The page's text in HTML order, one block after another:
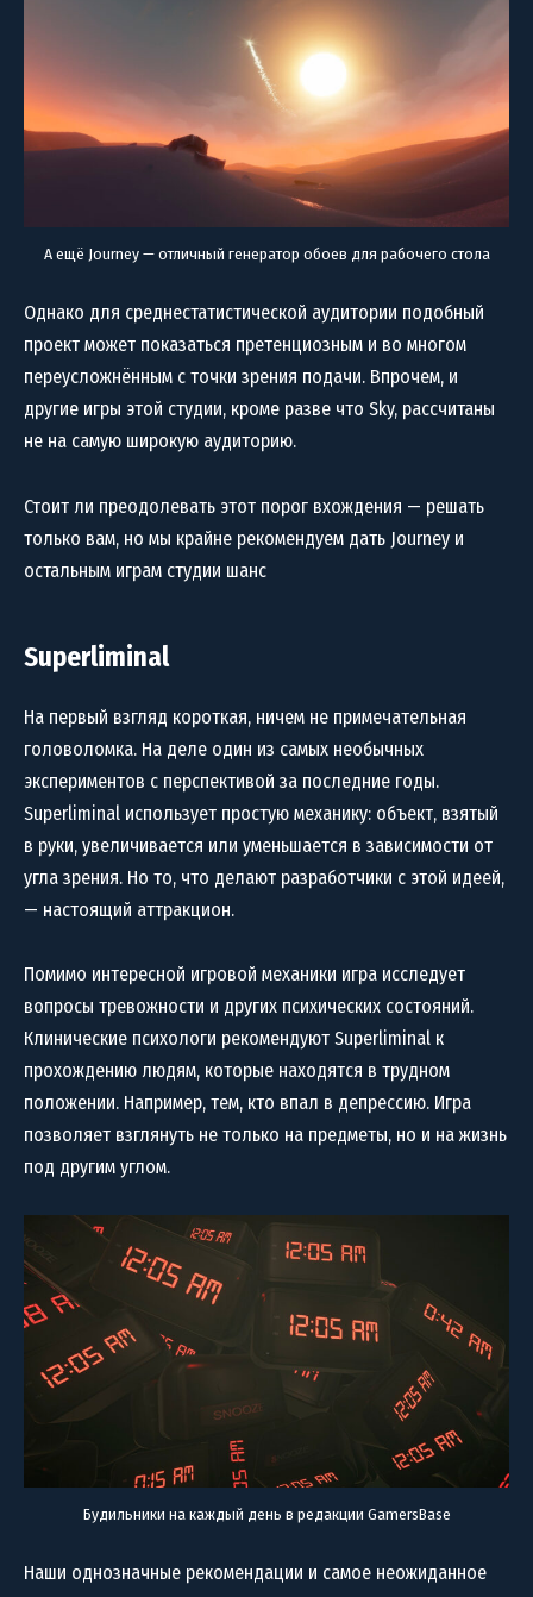
А ещё Journey — отличный генератор обоев для рабочего стола
Однако для среднестатистической аудитории подобный
проект может показаться претенциозным и во многом
переусложнённым с точки зрения подачи. Впрочем, и
другие игры этой студии, кроме разве что Sky, рассчитаны
не на самую широкую аудиторию.
Стоит ли преодолевать этот порог вхождения — решать
только вам, но мы крайне рекомендуем дать Journey и
остальным играм студии шанс
Superliminal
На первый взгляд короткая, ничем не примечательная
головоломка. На деле один из самых необычных
экспериментов с перспективой за последние годы.
Superliminal использует простую механику: объект, взятый
в руки, увеличивается или уменьшается в зависимости от
угла зрения. Но то, что делают разработчики с этой идеей,
— настоящий аттракцион.
Помимо интересной игровой механики игра исследует
вопросы тревожности и других психических состояний.
Клинические психологи рекомендуют Superliminal к
прохождению людям, которые находятся в трудном
положении. Например, тем, кто впал в депрессию. Игра
позволяет взглянуть не только на предметы, но и на жизнь
под другим углом.
Будильники на каждый день в редакции GamersBase
Наши однозначные рекомендации и самое неожиданное